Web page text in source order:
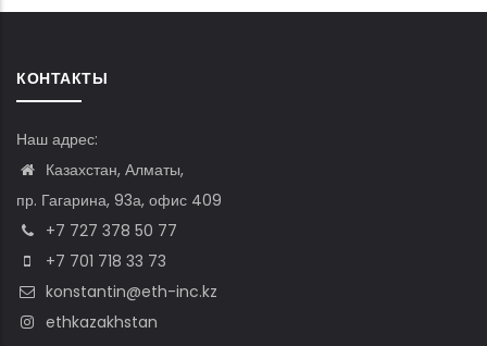
КОНТАКТЫ
Наш адрес:
Казахстан, Алматы,
пр. Гагарина, 93а, офис 409
+7 727 378 50 77
+7 701 718 33 73
konstantin@eth-inc.kz
ethkazakhstan